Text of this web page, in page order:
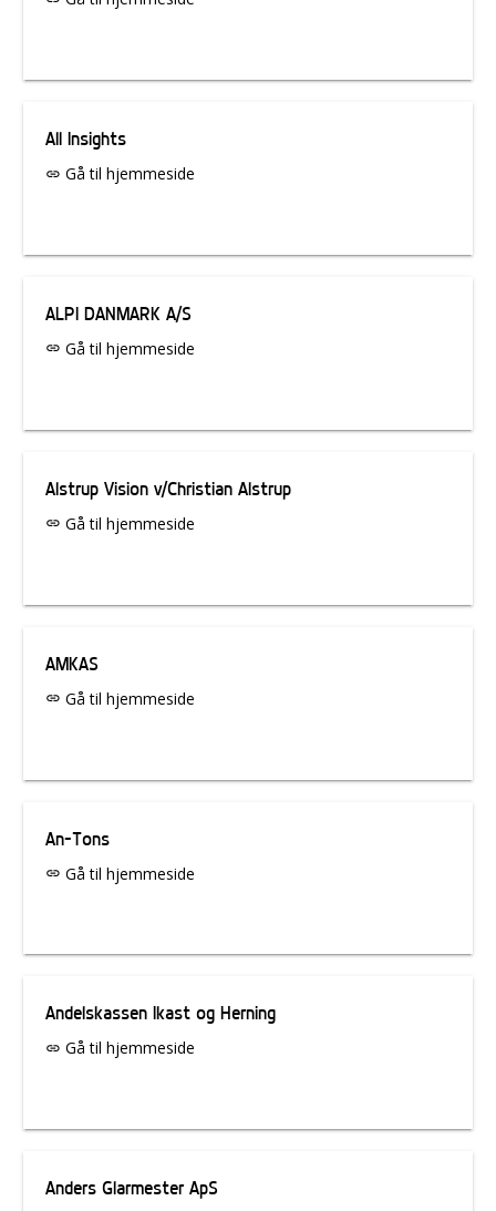
All Insights
link Gå til hjemmeside
ALPI DANMARK A/S
link Gå til hjemmeside
Alstrup Vision v/Christian Alstrup
link Gå til hjemmeside
AMKAS
link Gå til hjemmeside
An-Tons
link Gå til hjemmeside
Andelskassen Ikast og Herning
link Gå til hjemmeside
Anders Glarmester ApS